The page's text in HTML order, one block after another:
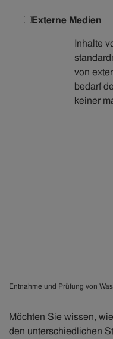
Externe Medien
Inhalte
von
bedarf
keiner
Entnahme und Prüfung von
Möchten Sie wissen,
den unterschiedlichen